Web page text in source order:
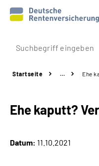
Prävention
Rente
Beratung & Kontakt
Startseite … Ehe
Ehe kaputt?
Datum: 11.10.2021